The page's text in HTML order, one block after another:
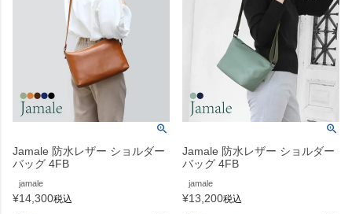
Jamale 防水レザー ショルダー
バッグ 4FB
jamale
¥14,300税込
Jamale 防水レザー ショルダー
バッグ 4FB
jamale
¥13,200税込